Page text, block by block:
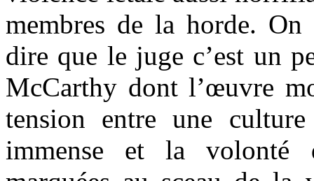
membres de la horde. On
dire que le juge c’est un
McCarthy dont l’œuvre
tension entre une
immense et la volonté